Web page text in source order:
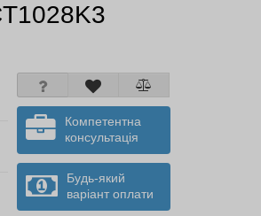
Компетентна
консультація
Будь-який
варіант оплати